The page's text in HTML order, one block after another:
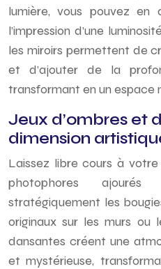
lumière, vous pouvez en
l’impression d’une
les miroirs permettent de
et d’ajouter de la
transformant en un espace
Jeux d’ombres et
dimension
Laissez libre cours à
photophores
stratégiquement les
originaux sur les murs ou
dansantes créent une
et mystérieuse,